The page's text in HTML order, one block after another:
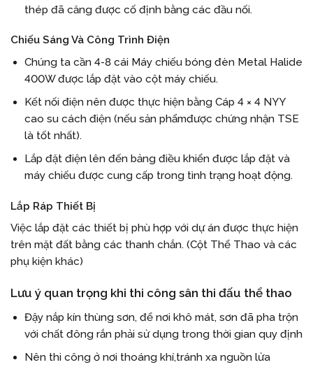
thép đã căng được cố định bằng các đầu nối.
Chiếu Sáng Và Công Trình Điện
Chúng ta cần 4-8 cái Máy chiếu bóng đèn Metal Halide
400W được lắp đặt vào cột máy chiếu.
Kết nối điện nên được thực hiện bằng Cáp 4 × 4 NYY
cao su cách điện (nếu sản phẩmđược chứng nhận TSE
là tốt nhất).
Lắp đặt điện lên đến bảng điều khiển được lắp đặt và
máy chiếu được cung cấp trong tình trạng hoạt động.
Lắp Ráp Thiết Bị
Việc lắp đặt các thiết bị phù hợp với dự án được thực hiện
trên mặt đất bằng các thanh chắn. (Cột Thể Thao và các
phụ kiện khác)
Lưu ý quan trọng khi thi công sân thi đấu thể thao
Đậy nắp kín thùng sơn, để nơi khô mát, sơn đã pha trộn
với chất đông rắn phải sử dụng trong thời gian quy định
Nên thi công ở nơi thoáng khí,tránh xa nguồn lửa